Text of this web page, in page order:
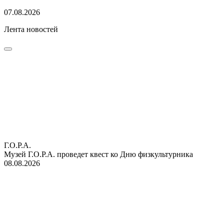
07.08.2026
Лента новостей
Г.О.Р.А.
Музей Г.О.Р.А. проведет квест ко Дню физкультурника
08.08.2026